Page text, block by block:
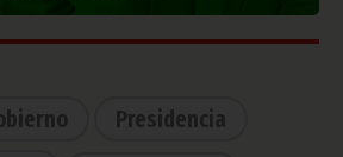
Presidencia